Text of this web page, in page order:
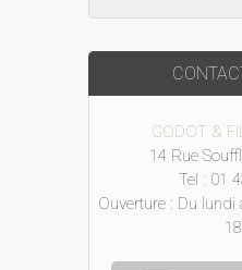
GODOT &
14 Rue
Tel : 01
Ouverture : Du